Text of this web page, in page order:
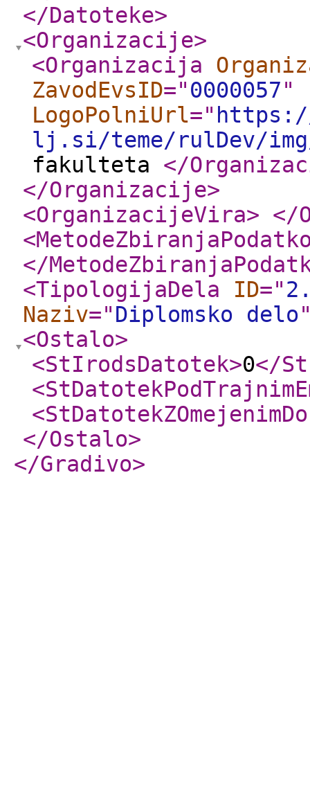
</Datoteke>
<Organizacije>
<Organizacija
ZavodEvsID="0000057"
LogoPolniUrl="
lj.si/teme/rulDev/
fakulteta </
</Organizacije>
<OrganizacijeVira> </
</
<TipologijaDela
ID="
Naziv="Diplomsko delo
<Ostalo>
<StIrodsDatotek>0</
</Ostalo>
</Gradivo>